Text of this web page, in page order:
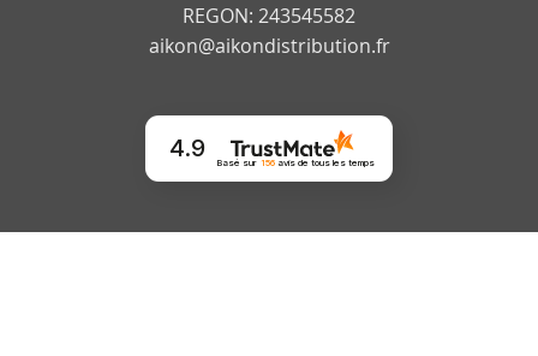
REGON: 243545582
aikon@aikondistribution.fr
4.9
Basé sur 156avis de tous les temps